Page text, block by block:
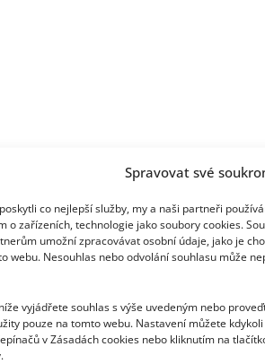
Spravovat své
co nejlepší služby, my a naši partneři
o zařízeních, technologie jako soubory cookies.
umožní zpracovávat osobní údaje, jako je
webu. Nesouhlas nebo odvolání souhlasu může
vyjádřete souhlas s výše uvedeným nebo
pouze na tomto webu. Nastavení můžete
v Zásadách cookies nebo kliknutím na